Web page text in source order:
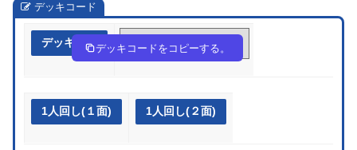
デッキコード
デッキ作成 ngnHiN-wfXhbB-9LnLPn
デッキコードをコピーする。
1人回し(１面) 1人回し(２面)